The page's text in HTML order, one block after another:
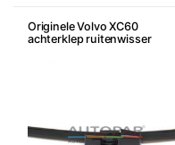
Originele Volvo XC60
achterklep ruitenwisser